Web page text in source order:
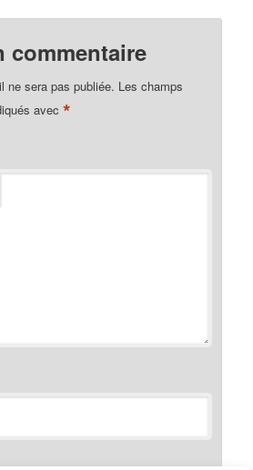
commentaire
ne sera pas publiée. Les champs
avec*